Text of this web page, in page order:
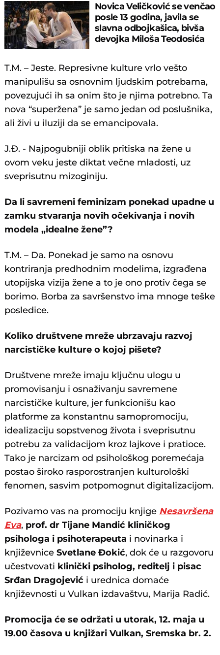
Novica Veličković se venčao
posle 13 godina, javila se
slavna odbojkašica, bivša
devojka Miloša Teodosića
T.M. – Jeste. Represivne kulture vrlo vešto
manipulišu sa osnovnim ljudskim potrebama,
povezujući ih sa onim što je njima potrebno. Ta
nova “superžena” je samo jedan od poslušnika,
ali živi u iluziji da se emancipovala.
J.Đ. - Najpogubniji oblik pritiska na žene u
ovom veku jeste diktat večne mladosti, uz
sveprisutnu mizoginiju.
Da li savremeni feminizam ponekad upadne u
zamku stvaranja novih očekivanja i novih
modela „idealne žene”?
T.M. – Da. Ponekad je samo na osnovu
kontriranja predhodnim modelima, izgrađena
utopijska vizija žene a to je ono protiv čega se
borimo. Borba za savršenstvo ima mnoge teške
posledice.
Koliko društvene mreže ubrzavaju razvoj
narcističke kulture o kojoj pišete?
Društvene mreže imaju ključnu ulogu u
promovisanju i osnaživanju savremene
narcističke kulture, jer funkcionišu kao
platforme za konstantnu samopromociju,
idealizaciju sopstvenog života i sveprisutnu
potrebu za validacijom kroz lajkove i pratioce.
Tako je narcizam od psihološkog poremećaja
postao široko rasporostranjen kulturološki
fenomen, sasvim potpomognut digitalizacijom.
Pozivamo vas na promociju knjige Nesavršena
Eva, prof. dr Tijane Mandić kliničkog
psihologa i psihoterapeuta i novinarka i
književniceSvetlane Đokić, dok će u razgovoru
učestvovati klinički psiholog, reditelj i pisac
Srđan Dragojević i urednica domaće
književnosti u Vulkan izdavaštvu, Marija Radić.
Promocija će se održati u utorak, 12. maja u
19.00 časova u knjižari Vulkan, Sremska br. 2.